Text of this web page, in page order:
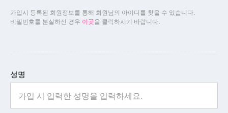
가입시 등록된 회원정보를 통해 회원님의 아이디를 찾을 수 있습니다.
비밀번호를 분실하신 경우 이곳을 클릭하시기 바랍니다.
성명